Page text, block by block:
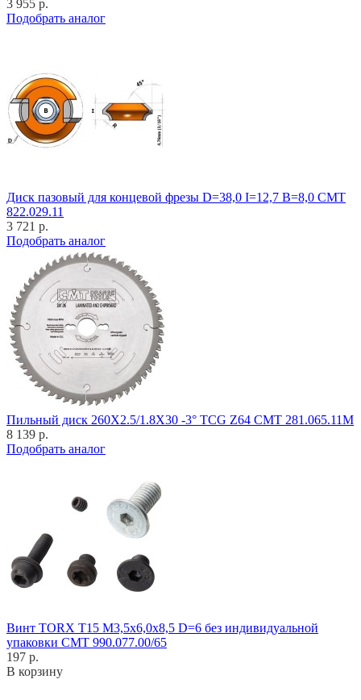
3 955 р.
Подобрать аналог
Диск пазовый для концевой фрезы D=38,0 I=12,7 B=8,0 CMT
822.029.11
3 721 р.
Подобрать аналог
Пильный диск 260X2.5/1.8X30 -3° TCG Z64 CMT 281.065.11M
8 139 р.
Подобрать аналог
Винт TORX T15 M3,5x6,0x8,5 D=6 без индивидуальной
упаковки CMT 990.077.00/65
197 р.
В корзину